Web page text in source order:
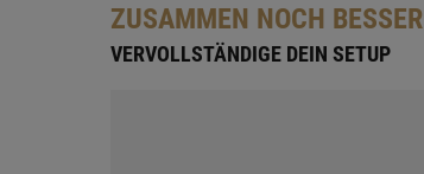
ZUSAMMEN NOCH BESSER
VERVOLLSTÄNDIGE DEIN SETUP